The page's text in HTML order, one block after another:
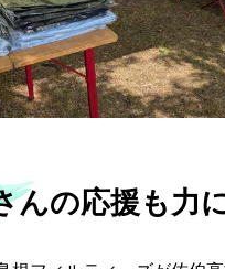
んの応援も力